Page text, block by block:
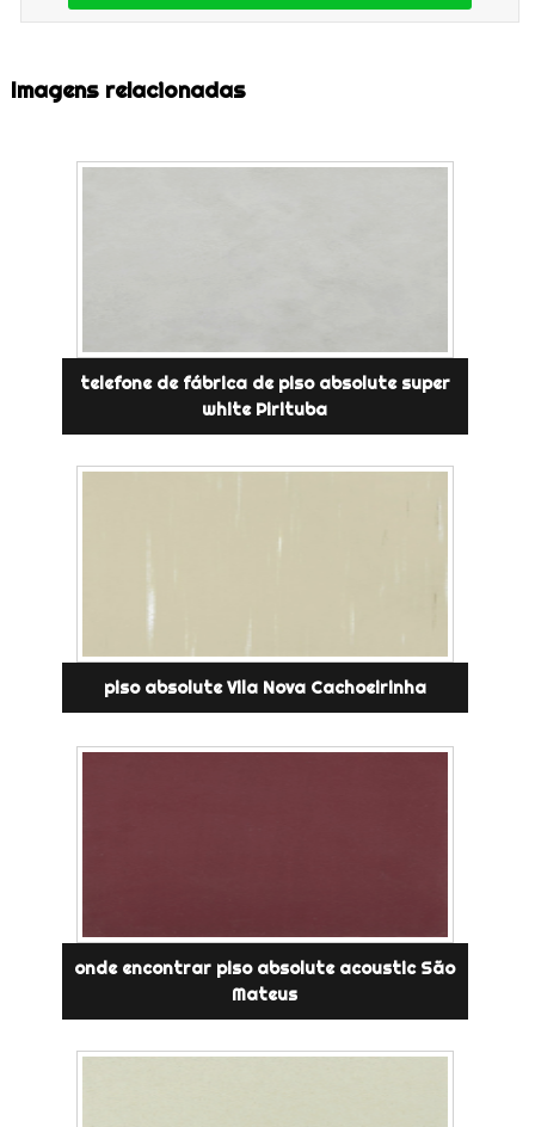
Imagens relacionadas
telefone de fábrica de piso absolute super
white Pirituba
piso absolute Vila Nova Cachoeirinha
onde encontrar piso absolute acoustic São
Mateus